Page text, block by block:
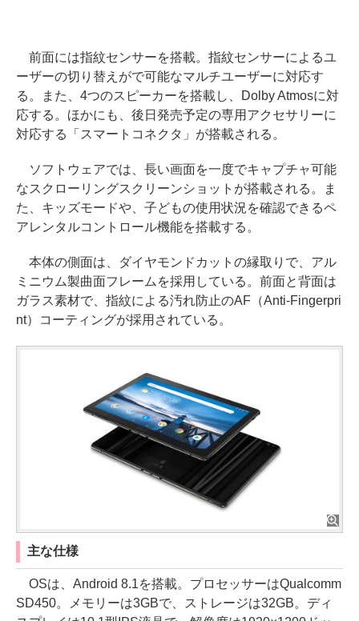
前面には指紋センサーを搭載。指紋センサーによるユ
ーザーの切り替えがで可能なマルチユーザーに対応す
る。また、4つのスピーカーを搭載し、Dolby Atmosに対
応する。ほかにも、後日発売予定の専用アクセサリーに
対応する「スマートコネクタ」が搭載される。
ソフトウェアでは、長い画面を一度でキャプチャ可能
なスクローリングスクリーンショットが搭載される。ま
た、キッズモードや、子どもの使用状況を確認できるペ
アレンタルコントロール機能を搭載する。
本体の側面は、ダイヤモンドカットの縁取りで、アル
ミニウム製曲面フレームを採用している。前面と背面は
ガラス素材で、指紋による汚れ防止のAF（Anti-Fingerpri
nt）コーティングが採用されている。
主な仕様
OSは、Android 8.1を搭載。プロセッサーはQualcomm
SD450。メモリーは3GBで、ストレージは32GB。ディ